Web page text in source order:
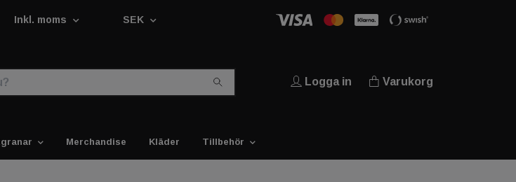
Inkl. moms SEK
Logga in Varukorg
Merchandise Kläder Tillbehör